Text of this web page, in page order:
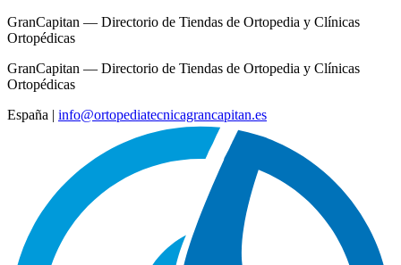
GranCapitan — Directorio de Tiendas de Ortopedia y Clínicas
Ortopédicas
GranCapitan — Directorio de Tiendas de Ortopedia y Clínicas
Ortopédicas
España | info@ortopediatecnicagrancapitan.es